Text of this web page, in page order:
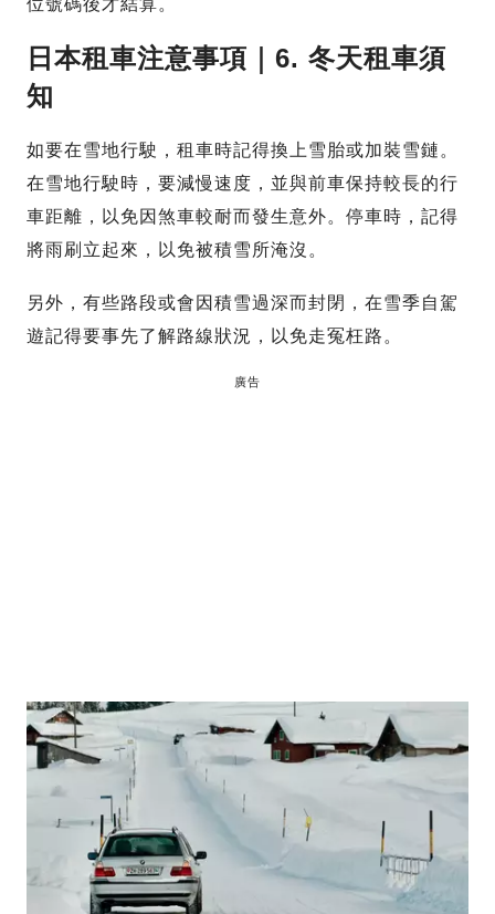
位號碼後才結算。
日本租車注意事項｜6. 冬天租車須
知
如要在雪地行駛，租車時記得換上雪胎或加裝雪鏈。
在雪地行駛時，要減慢速度，並與前車保持較長的行
車距離，以免因煞車較耐而發生意外。停車時，記得
將雨刷立起來，以免被積雪所淹沒。
另外，有些路段或會因積雪過深而封閉，在雪季自駕
遊記得要事先了解路線狀況，以免走冤枉路。
廣告